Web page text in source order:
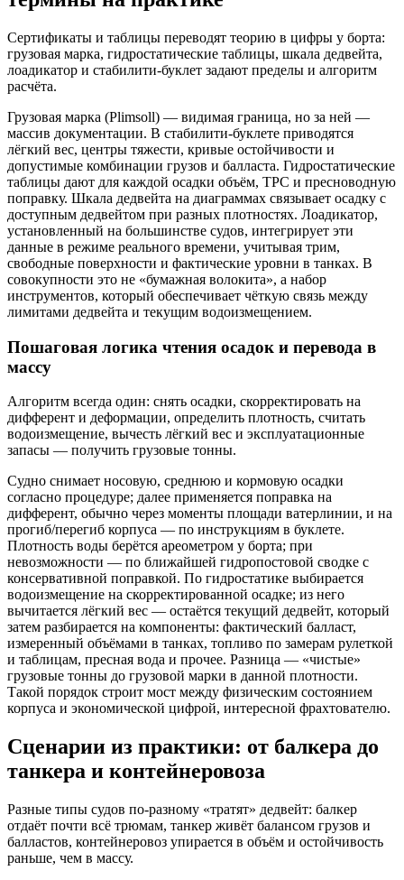
Сертификаты и таблицы переводят теорию в цифры у борта:
грузовая марка, гидростатические таблицы, шкала дедвейта,
лоадикатор и стабилити‑буклет задают пределы и алгоритм
расчёта.
Грузовая марка (Plimsoll) — видимая граница, но за ней —
массив документации. В стабилити‑буклете приводятся
лёгкий вес, центры тяжести, кривые остойчивости и
допустимые комбинации грузов и балласта. Гидростатические
таблицы дают для каждой осадки объём, TPC и пресноводную
поправку. Шкала дедвейта на диаграммах связывает осадку с
доступным дедвейтом при разных плотностях. Лоадикатор,
установленный на большинстве судов, интегрирует эти
данные в режиме реального времени, учитывая трим,
свободные поверхности и фактические уровни в танках. В
совокупности это не «бумажная волокита», а набор
инструментов, который обеспечивает чёткую связь между
лимитами дедвейта и текущим водоизмещением.
Пошаговая логика чтения осадок и перевода в
массу
Алгоритм всегда один: снять осадки, скорректировать на
дифферент и деформации, определить плотность, считать
водоизмещение, вычесть лёгкий вес и эксплуатационные
запасы — получить грузовые тонны.
Судно снимает носовую, среднюю и кормовую осадки
согласно процедуре; далее применяется поправка на
дифферент, обычно через моменты площади ватерлинии, и на
прогиб/перегиб корпуса — по инструкциям в буклете.
Плотность воды берётся ареометром у борта; при
невозможности — по ближайшей гидропостовой сводке с
консервативной поправкой. По гидростатике выбирается
водоизмещение на скорректированной осадке; из него
вычитается лёгкий вес — остаётся текущий дедвейт, который
затем разбирается на компоненты: фактический балласт,
измеренный объёмами в танках, топливо по замерам рулеткой
и таблицам, пресная вода и прочее. Разница — «чистые»
грузовые тонны до грузовой марки в данной плотности.
Такой порядок строит мост между физическим состоянием
корпуса и экономической цифрой, интересной фрахтователю.
Сценарии из практики: от балкера до
танкера и контейнеровоза
Разные типы судов по‑разному «тратят» дедвейт: балкер
отдаёт почти всё трюмам, танкер живёт балансом грузов и
балластов, контейнеровоз упирается в объём и остойчивость
раньше, чем в массу.